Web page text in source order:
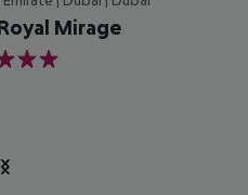
Mirage